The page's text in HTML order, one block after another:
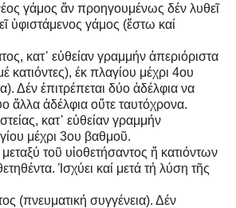
γάμος ἄν προηγουμένως δέν λυθεῖ
ὑφιστάμενος γάμος (ἔστω καί
κατ᾿ εὐθείαν γραμμήν ἀπεριόριστα
κατιόντες), έκ πλαγίου μέχρι 4ου
Δέν ἐπιτρέπεται δύο ἀδέλφια να
ἄλλα ἀδέλφια οὔτε ταυτόχρονα.
κατ᾿ εὐθείαν γραμμήν
μέχρι 3ου βαθμοῦ.
τοῦ υἱοθετήσαντος ἤ κατιόντων
Ίσχύει καί μετά τή λύση τῆς
(πνευματική συγγένεια). Δέν